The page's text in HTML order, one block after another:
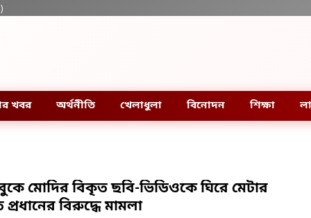
খবর অর্থনীতি খেলাধুলা বিনোদন শিক্ষা
মোদির বিকৃত ছবি-ভিডিওকে ঘিরে মেটার
বিরুদ্ধে মামলা